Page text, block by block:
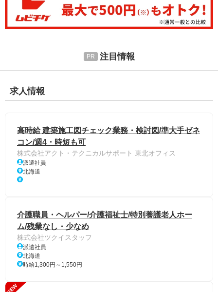
注目情報
求人情報
高時給 建築施工図チェック業務・検討図/準大手ゼネ
コン/週4・時短も可
株式会社アクト・テクニカルサポート 東北オフィス
派遣社員
北海道
介護職員・ヘルパー/介護福祉士/特別養護老人ホー
ム/残業なし・少なめ
株式会社ツクイスタッフ
派遣社員
北海道
時給1,300円～1,550円
NEW